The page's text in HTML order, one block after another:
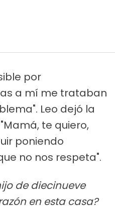
por
a mí me trataban
Leo dejó la
te quiero,
poniendo
no nos respeta".
de diecinueve
en esta casa?